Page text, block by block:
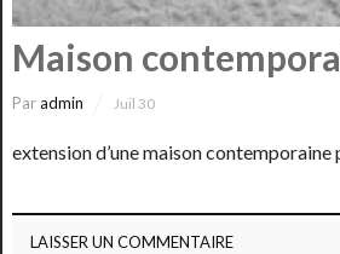
Maison
Paradmin Juil 30
extension d’une maison
LAISSER UN COMMENTAIRE